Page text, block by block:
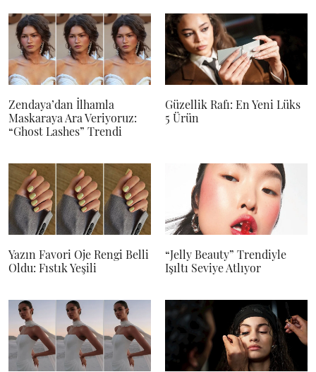
Zendaya’dan İlhamla
Maskaraya Ara Veriyoruz:
“Ghost Lashes” Trendi
Güzellik Rafı: En Yeni Lüks
5 Ürün
Yazın Favori Oje Rengi Belli
Oldu: Fıstık Yeşili
“Jelly Beauty” Trendiyle
Işıltı Seviye Atlıyor